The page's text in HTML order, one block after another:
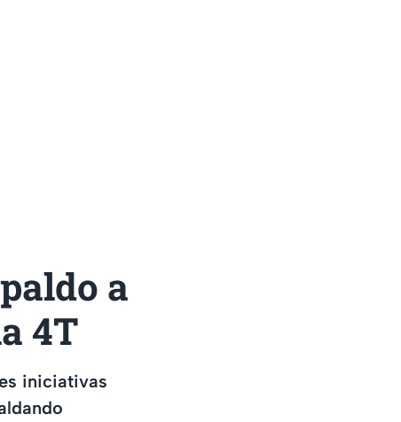
a
4T
iniciativas